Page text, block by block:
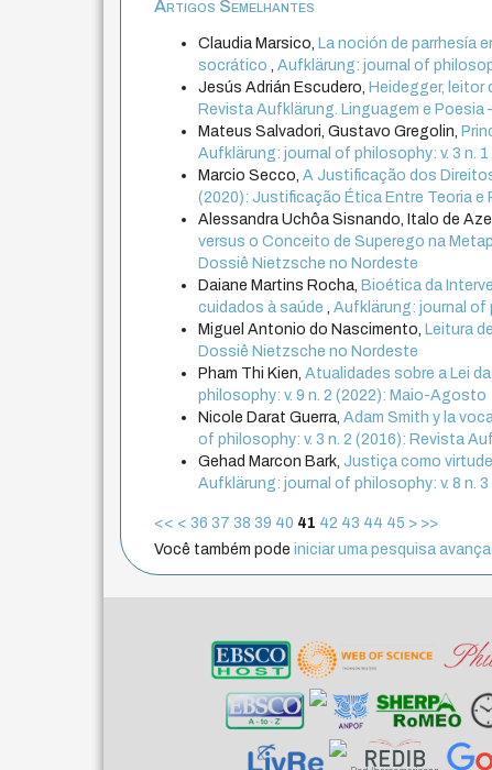
Artigos Semelhantes
Claudia Marsico, La noción de parrhesía
socrático
,Aufklärung: journal of
Jesús Adrián Escudero, Heidegger,
Revista Aufklärung. Linguagem e Poesia
Mateus Salvadori, Gustavo Gregolin,
Aufklärung: journal of philosophy: v. 3 n.
Marcio Secco,A Justificação dos
(2020): Justificação Ética Entre Teoria e
Alessandra Uchôa Sisnando, Italo de
versus o Conceito de Superego na
Dossiê Nietzsche no Nordeste
Daiane Martins Rocha, Bioética da
cuidados à saúde
,Aufklärung: journal of
Miguel Antonio do Nascimento, Leitura
Dossiê Nietzsche no Nordeste
Pham Thi Kien,Atualidades sobre a Lei
philosophy: v. 9 n. 2 (2022): Maio-Agosto
Nicole Darat Guerra,Adam Smith y la
of philosophy: v. 3 n. 2 (2016): Revista
Gehad Marcon Bark,Justiça como
Aufklärung: journal of philosophy: v. 8 n.
<< < 36 37 38 39 40 41 42 43 44 45 > >>
Você também podeiniciar uma pesquisa